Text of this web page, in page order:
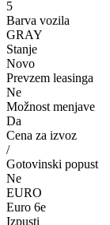
5
Barva vozila
GRAY
Stanje
Novo
Prevzem leasinga
Ne
Možnost menjave
Da
Cena za izvoz
/
Gotovinski popust
Ne
EURO
Euro 6e
Izpusti